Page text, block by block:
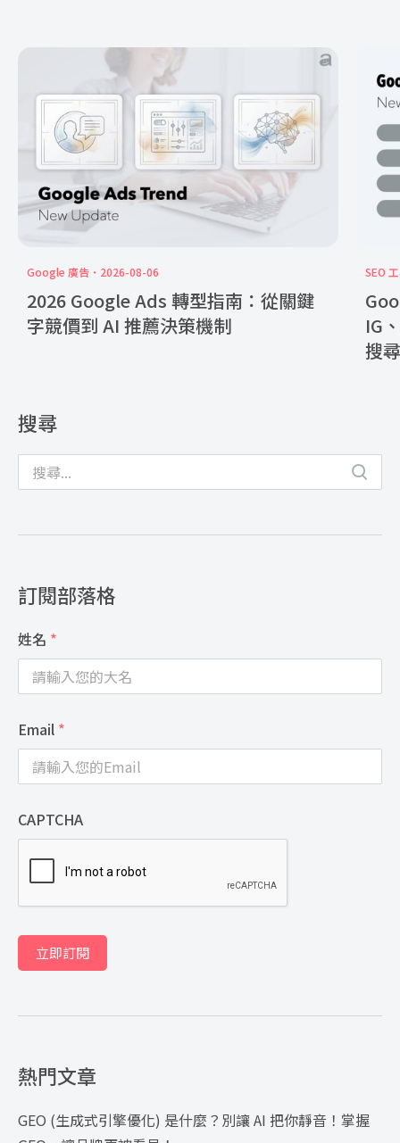
Google 廣告 2026-08-06
2026 Google Ads 轉型指南：從關鍵
字競價到 AI 推薦決策機制
SEO
IG
搜
搜尋
訂閱部落格
姓名 *
Email *
CAPTCHA
立即訂閱
熱門文章
GEO (生成式引擎優化) 是什麼？別讓 AI 把你靜音！掌握